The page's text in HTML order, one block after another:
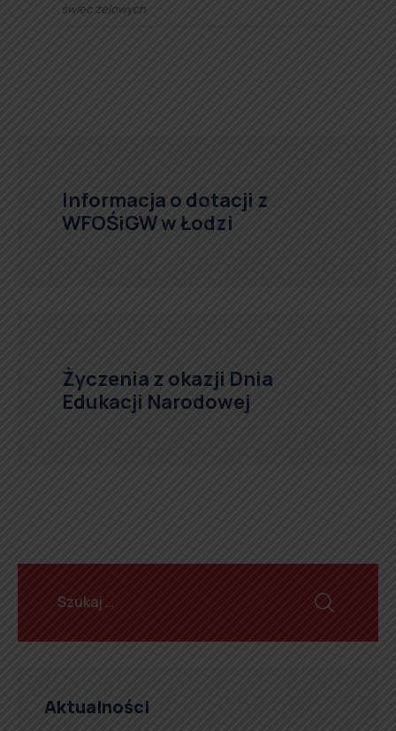
świec żelowych
Informacja o dotacji z
WFOŚiGW w Łodzi
Życzenia z okazji Dnia
Edukacji Narodowej
Aktualności